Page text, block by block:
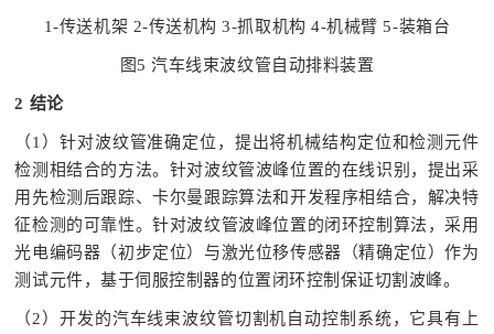
1-传送机架 2-传送机构 3-抓取机构 4-机械臂 5-装箱台
图5 汽车线束波纹管自动排料装置
2 结论
（1）针对波纹管准确定位，提出将机械结构定位和检测元件
检测相结合的方法。针对波纹管波峰位置的在线识别，提出采
用先检测后跟踪、卡尔曼跟踪算法和开发程序相结合，解决特
征检测的可靠性。针对波纹管波峰位置的闭环控制算法，采用
光电编码器（初步定位）与激光位移传感器（精确定位）作为
测试元件，基于伺服控制器的位置闭环控制保证切割波峰。
（2）开发的汽车线束波纹管切割机自动控制系统，它具有上